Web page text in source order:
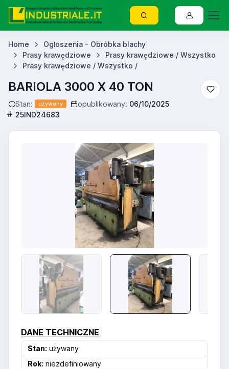
Home
Ogłoszenia - Obróbka blachy
Prasy krawędziowe
Prasy krawędziowe / Wszystko
Prasy krawędziowe / Wszystko /
BARIOLA 3000 X 40 TON
Stan: używany opublikowany: 06/10/2025
25IND24683
DANE TECHNICZNE
Stan: używany
Rok: niezdefiniowany